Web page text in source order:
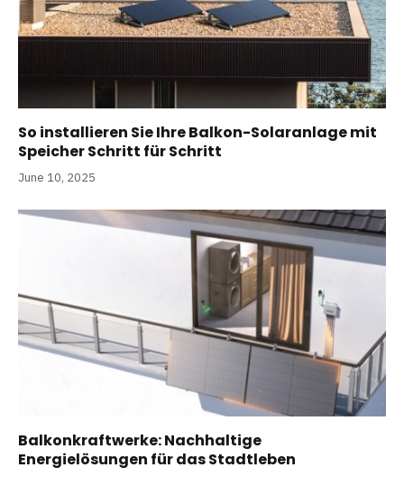
So installieren Sie Ihre Balkon-Solaranlage mit
Speicher Schritt für Schritt
June 10, 2025
Balkonkraftwerke: Nachhaltige
Energielösungen für das Stadtleben